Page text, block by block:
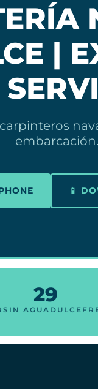
|
embarcación.
📱
29
IN AGUADULCE